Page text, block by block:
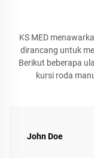
KS MED
dirancang untuk
Berikut beberapa
kursi roda
John Doe